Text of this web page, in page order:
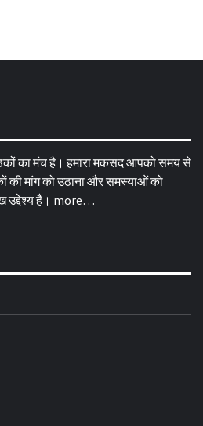
का मंच है। हमारा मकसद आपको समय से
की मांग को उठाना और समस्याओं को
है। more…